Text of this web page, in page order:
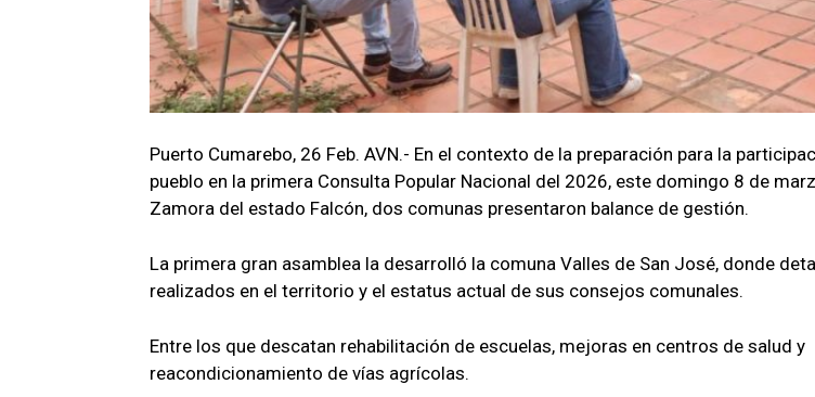
Puerto Cumarebo, 26 Feb. AVN.- En el contexto de la preparación para la
pueblo en la primera Consulta Popular Nacional del 2026, este domingo 8 de
Zamora del estado Falcón, dos comunas presentaron balance de gestión.
La primera gran asamblea la desarrolló la comuna Valles de San José, donde
realizados en el territorio y el estatus actual de sus consejos comunales.
Entre los que descatan rehabilitación de escuelas, mejoras en centros de salud y
reacondicionamiento de vías agrícolas.